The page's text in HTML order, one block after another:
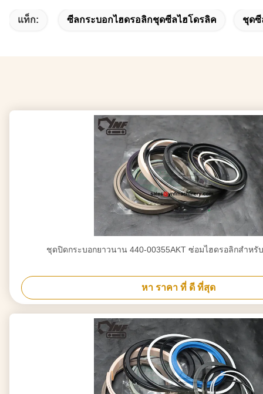
แท็ก: ซีลกระบอกไฮดรอลิกชุดซีลไฮโดรลิค ชุดซี
ชุดปิดกระบอกยาวนาน 440-00355AKT ซ่อมไฮดรอลิกสําหรั
หา ราคา ที่ ดี ที่สุด